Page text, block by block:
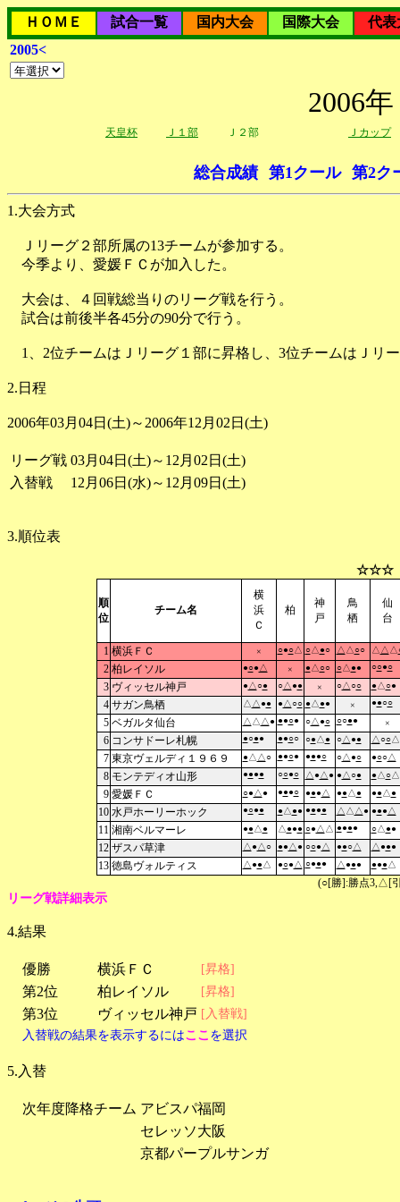
ＨＯＭＥ 試合一覧 国内大会 国際大会
代表
2005<
2006
天皇杯 Ｊ１部 Ｊ２部 Ｊカップ
総合成績 第1クール 第2ク
1.大会方式
Ｊリーグ２部所属の13チームが参加する。
今季より、愛媛ＦＣが加入した。
大会は、４回戦総当りのリーグ戦を行う。
試合は前後半各45分の90分で行う。
1、2位チームはＪリーグ１部に昇格し、3位チームはＪリ
2.日程
2006年03月04日(土)～2006年12月02日(土)
リーグ戦 03月04日(土)～12月02日(土)
入替戦
12月06日(水)～12月09日(土)
3.順位表
☆☆☆
順
位
チーム名
横
浜
Ｃ
柏
神
戸
鳥
栖
仙
台
1 横浜ＦＣ × ○●○△ ○△ ●○ △ △○○ △ △ △
2 柏レイソル ●○●△ × ●△○○ ○△ ●● ○○●○
3 ヴィッセル神戸 ●△○● ○△ ●● × ○△○○ ●△○●
4 サガン鳥栖 △ △ ●● ● △ ○○ ● △ ●● × ●●○○
5 ベガルタ仙台 △ △ △ ● ●●○● ○△ ●○ ○○●● ×
6 コンサドーレ札幌 ●○●● ●●○○ ○● △ ● ○△ ●● △ ○○△
7 東京ヴェルディ１９６９ ●△ △○ ●●○● ●●●○ ○△ ●○ ●○○△
8 モンテディオ山形 ●●●● ○○●○ △ ● △ ● ● △ ○● ● △ ○△
9 愛媛ＦＣ ○●△ ● ●●●○ ●●●△ ●●△ ● ●●△ ●
10 水戸ホーリーホック ●○●● ● △ ●● ●●●● △ △ △ ● ●●● △
11 湘南ベルマーレ ●●△ ● △ ●●● ○●△ △ ●●●● ○△ ●●
12 ザスパ草津 △ ● △ ○ ●● △ ● ○○● △ ●●○△ △ ●●●
13 徳島ヴォルティス △ ●●△ ●○●△ ○●●● △ ●●● ●●●△
(○[勝]:勝点3,△[
リーグ戦詳細表示
4.結果
優勝 横浜ＦＣ [昇格]
第2位 柏レイソル [昇格]
第3位 ヴィッセル神戸 [入替戦]
入替戦の結果を表示するにはここ を選択
5.入替
次年度降格チーム アビスパ福岡
セレッソ大阪
京都パープルサンガ